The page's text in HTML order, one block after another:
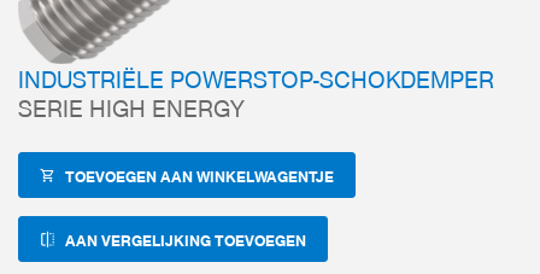
INDUSTRIËLE POWERSTOP-SCHOKDEMPER
SERIE HIGH ENERGY
TOEVOEGEN AAN WINKELWAGENTJE
AAN VERGELIJKING TOEVOEGEN